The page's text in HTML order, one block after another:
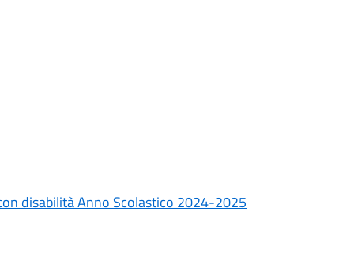
disabilità Anno Scolastico 2024-2025